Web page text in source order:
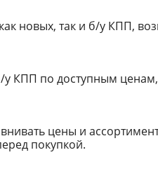
новых, так и б/у КПП,
КПП по доступным ценам,
цены и
покупкой.